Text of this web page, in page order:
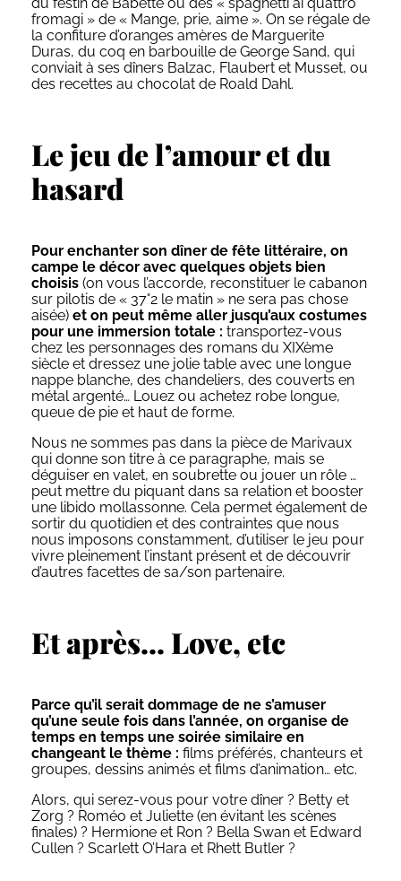
du festin de Babette ou des « spaghetti ai quattro
fromagi » de « Mange, prie, aime ». On se régale de
la confiture d’oranges amères de Marguerite
Duras, du coq en barbouille de George Sand, qui
conviait à ses dîners Balzac, Flaubert et Musset, ou
des recettes au chocolat de Roald Dahl.
Le jeu de l’amour et du
hasard
Pour enchanter son dîner de fête littéraire, on
campe le décor avec quelques objets bien
choisis (on vous l’accorde, reconstituer le cabanon
sur pilotis de « 37°2 le matin » ne sera pas chose
aisée) et on peut même aller jusqu’aux costumes
pour une immersion totale : transportez-vous
chez les personnages des romans du XIXème
siècle et dressez une jolie table avec une longue
nappe blanche, des chandeliers, des couverts en
métal argenté… Louez ou achetez robe longue,
queue de pie et haut de forme.
Nous ne sommes pas dans la pièce de Marivaux
qui donne son titre à ce paragraphe, mais se
déguiser en valet, en soubrette ou jouer un rôle …
peut mettre du piquant dans sa relation et booster
une libido mollassonne. Cela permet également de
sortir du quotidien et des contraintes que nous
nous imposons constamment, d’utiliser le jeu pour
vivre pleinement l’instant présent et de découvrir
d’autres facettes de sa/son partenaire.
Et après… Love, etc
Parce qu’il serait dommage de ne s’amuser
qu’une seule fois dans l’année, on organise de
temps en temps une soirée similaire en
changeant le thème : films préférés, chanteurs et
groupes, dessins animés et films d’animation… etc.
Alors, qui serez-vous pour votre dîner ? Betty et
Zorg ? Roméo et Juliette (en évitant les scènes
finales) ? Hermione et Ron ? Bella Swan et Edward
Cullen ? Scarlett O’Hara et Rhett Butler ?